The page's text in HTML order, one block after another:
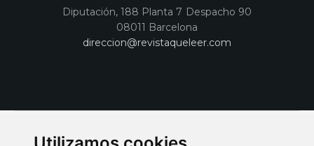
Diputación, 188 Planta 7 Despacho 90
08011 Barcelona
direccion@revistaqueleer.com